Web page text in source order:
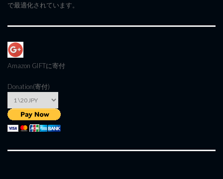
で最適化されています。
Amazon GIFTに寄付
Donation(寄付)